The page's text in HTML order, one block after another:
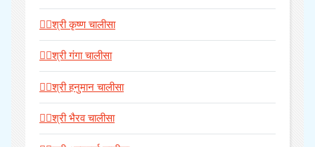
🧘‍♀️श्री कृष्ण चालीसा
🧘‍♀️श्री गंगा चालीसा
🧘‍♀️श्री हनुमान चालीसा
🧘‍♀️श्री भैरव चालीसा